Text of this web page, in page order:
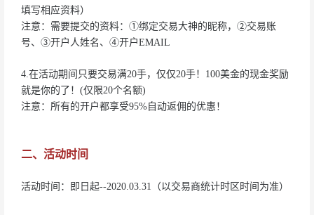
填写相应资料）
注意：需要提交的资料：①绑定交易大神的昵称，②交易账
号、③开户人姓名、④开户EMAIL
4.在活动期间只要交易满20手，仅仅20手！100美金的现金奖励
就是你的了！(仅限20个名额)
注意：所有的开户都享受95%自动返佣的优惠！
二、活动时间
活动时间：即日起--2020.03.31（以交易商统计时区时间为准）